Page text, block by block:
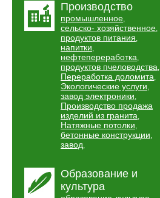
Производство
промышленное,
сельско- хозяйственное,
продуктов питания,
напитки,
нефтепереработка,
продуктов пчеловодства,
Переработка доломита,
Экологические услуги,
завод электроники,
Производство продажа
изделий из гранита,
Натяжные потолки,
бетонные конструкции,
завод,
Образование и
культура